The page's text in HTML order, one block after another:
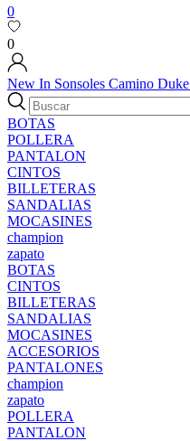
0
0
New In Sonsoles Camino Duke
BOTAS
POLLERA
PANTALON
CINTOS
BILLETERAS
SANDALIAS
MOCASINES
champion
zapato
BOTAS
CINTOS
BILLETERAS
SANDALIAS
MOCASINES
ACCESORIOS
PANTALONES
champion
zapato
POLLERA
PANTALON